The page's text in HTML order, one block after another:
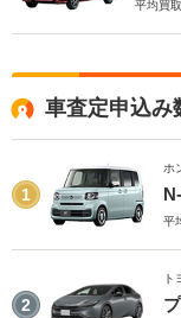
平均買
車査定申込み
1
ホ
平
2
ト